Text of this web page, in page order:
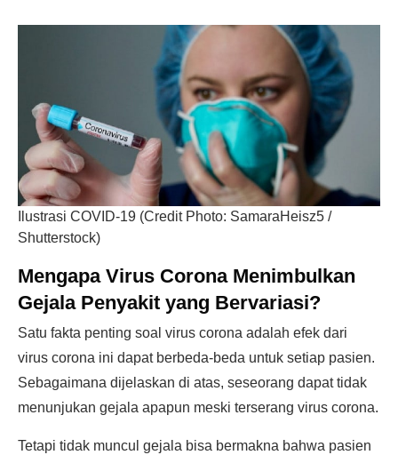
Ilustrasi COVID-19 (Credit Photo: SamaraHeisz5 /
Shutterstock)
Mengapa Virus Corona Menimbulkan
Gejala Penyakit yang Bervariasi?
Satu fakta penting soal virus corona adalah efek dari
virus corona ini dapat berbeda-beda untuk setiap pasien.
Sebagaimana dijelaskan di atas, seseorang dapat tidak
menunjukan gejala apapun meski terserang virus corona.
Tetapi tidak muncul gejala bisa bermakna bahwa pasien